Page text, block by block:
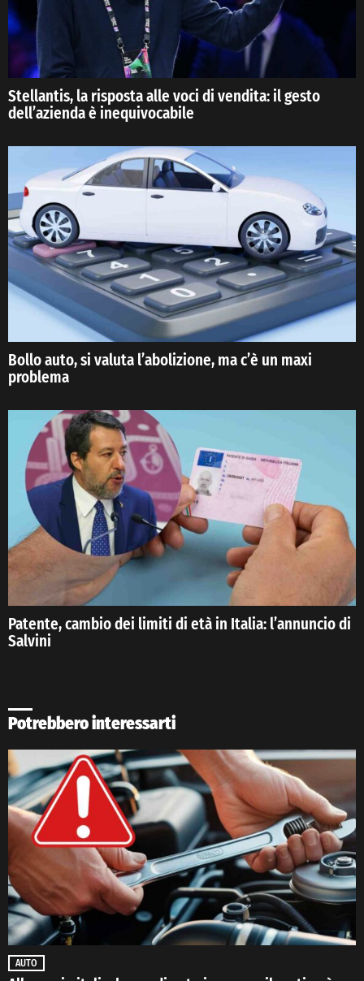
Stellantis, la risposta alle voci di vendita: il gesto
dell’azienda è inequivocabile
Bollo auto, si valuta l’abolizione, ma c’è un maxi
problema
Patente, cambio dei limiti di età in Italia: l’annuncio di
Salvini
Potrebbero interessarti
AUTO